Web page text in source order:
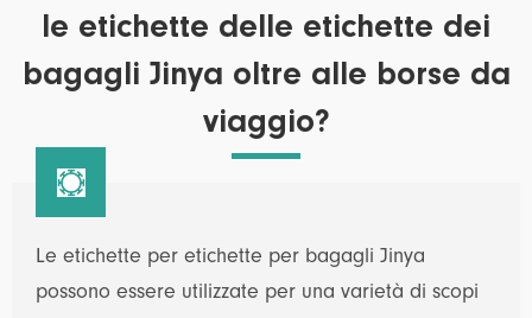
le etichette delle etichette dei
bagagli Jinya oltre alle borse da
viaggio?

Le etichette per etichette per bagagli Jinya
possono essere utilizzate per una varietà di scopi